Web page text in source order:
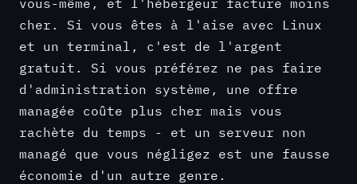
cher. Si vous êtes à l'aise avec Linux
et un terminal, c'est de l'argent
gratuit. Si vous préférez ne pas faire
d'administration système, une offre
managée coûte plus cher mais vous
rachète du temps - et un serveur non
managé que vous négligez est une fausse
économie d'un autre genre.